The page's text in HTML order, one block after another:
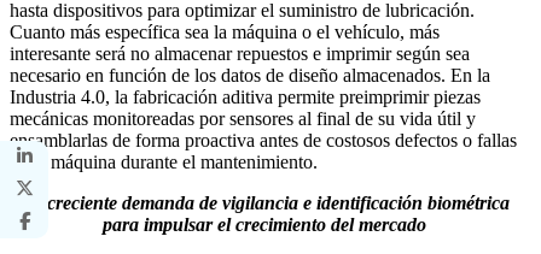
hasta dispositivos para optimizar el suministro de lubricación.
Cuanto más específica sea la máquina o el vehículo, más
interesante será no almacenar repuestos e imprimir según sea
necesario en función de los datos de diseño almacenados. En la
Industria 4.0, la fabricación aditiva permite preimprimir piezas
mecánicas monitoreadas por sensores al final de su vida útil y
ensamblarlas de forma proactiva antes de costosos defectos o fallas
de la máquina durante el mantenimiento.
La creciente demanda de vigilancia e identificación biométrica
para impulsar el crecimiento del mercado